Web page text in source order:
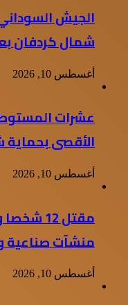
الجيش
شمال كردفان بعد 48 ساعة من
أغسطس 10, 2026
عشرات
الأقصى بحماية
أغسطس 10, 2026
منشآت صناعية
أغسطس 10, 2026